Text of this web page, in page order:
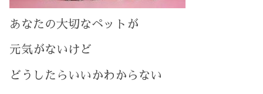
あなたの大切なペットが
元気がないけど
どうしたらいいかわからない